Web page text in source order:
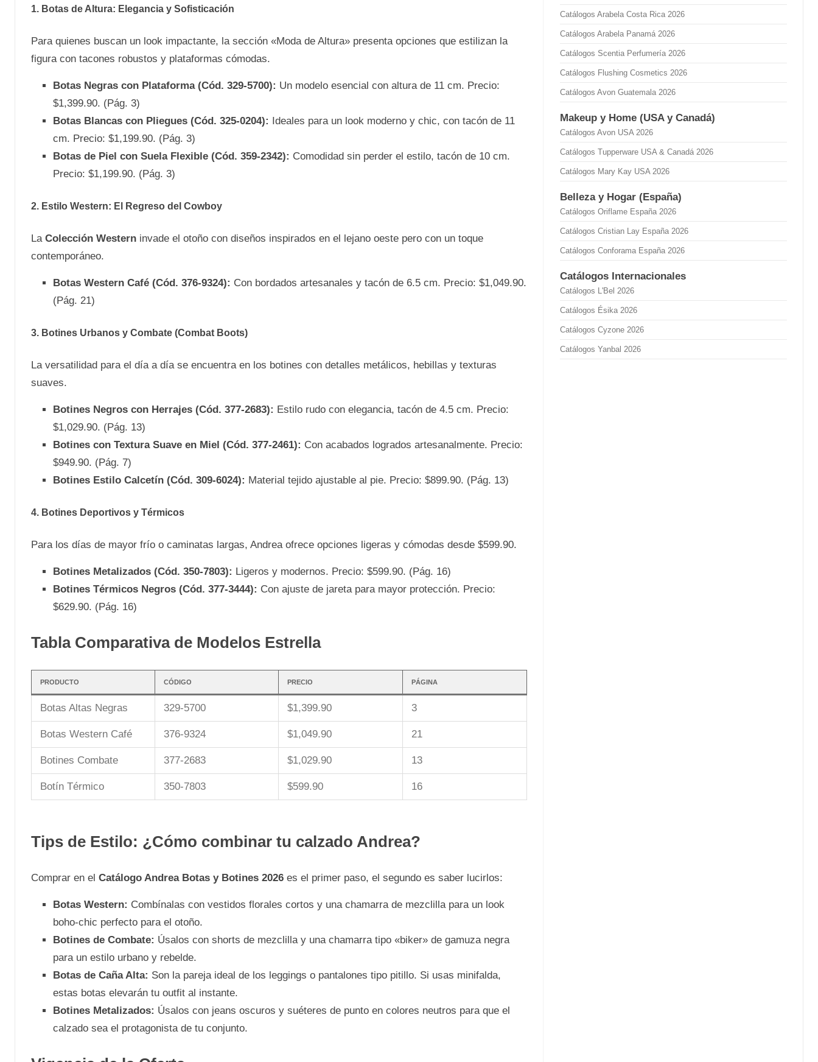
1. Botas de Altura: Elegancia y Sofisticación
Para quienes buscan un look impactante, la sección «Moda de Altura» presenta opciones que estilizan la
figura con tacones robustos y plataformas cómodas.
Botas Negras con Plataforma (Cód. 329-5700): Un modelo esencial con altura de 11 cm. Precio:
$1,399.90. (Pág. 3)
Botas Blancas con Pliegues (Cód. 325-0204): Ideales para un look moderno y chic, con tacón de 11
cm. Precio: $1,199.90. (Pág. 3)
Botas de Piel con Suela Flexible (Cód. 359-2342): Comodidad sin perder el estilo, tacón de 10 cm.
Precio: $1,199.90. (Pág. 3)
2. Estilo Western: El Regreso del Cowboy
La Colección Westerninvade el otoño con diseños inspirados en el lejano oeste pero con un toque
contemporáneo.
Botas Western Café (Cód. 376-9324): Con bordados artesanales y tacón de 6.5 cm. Precio: $1,049.90.
(Pág. 21)
3. Botines Urbanos y Combate (Combat Boots)
La versatilidad para el día a día se encuentra en los botines con detalles metálicos, hebillas y texturas
suaves.
Botines Negros con Herrajes (Cód. 377-2683): Estilo rudo con elegancia, tacón de 4.5 cm. Precio:
$1,029.90. (Pág. 13)
Botines con Textura Suave en Miel (Cód. 377-2461): Con acabados logrados artesanalmente. Precio:
$949.90. (Pág. 7)
Botines Estilo Calcetín (Cód. 309-6024): Material tejido ajustable al pie. Precio: $899.90. (Pág. 13)
4. Botines Deportivos y Térmicos
Para los días de mayor frío o caminatas largas, Andrea ofrece opciones ligeras y cómodas desde $599.90.
Botines Metalizados (Cód. 350-7803): Ligeros y modernos. Precio: $599.90. (Pág. 16)
Botines Térmicos Negros (Cód. 377-3444): Con ajuste de jareta para mayor protección. Precio:
$629.90. (Pág. 16)
Tabla Comparativa de Modelos Estrella
PRODUCTO CÓDIGO PRECIO PÁGINA
Botas Altas Negras 329-5700 $1,399.90 3
Botas Western Café 376-9324 $1,049.90 21
Botines Combate 377-2683 $1,029.90 13
Botín Térmico 350-7803 $599.90 16
Tips de Estilo: ¿Cómo combinar tu calzado Andrea?
Comprar en el Catálogo Andrea Botas y Botines 2026es el primer paso, el segundo es saber lucirlos:
Botas Western: Combínalas con vestidos florales cortos y una chamarra de mezclilla para un look
boho-chic perfecto para el otoño.
Botines de Combate: Úsalos con shorts de mezclilla y una chamarra tipo «biker» de gamuza negra
para un estilo urbano y rebelde.
Botas de Caña Alta: Son la pareja ideal de los leggings o pantalones tipo pitillo. Si usas minifalda,
estas botas elevarán tu outfit al instante.
Botines Metalizados: Úsalos con jeans oscuros y suéteres de punto en colores neutros para que el
calzado sea el protagonista de tu conjunto.
Catálogos Arabela Costa Rica 2026
Catálogos Arabela Panamá 2026
Catálogos Scentia Perfumería 2026
Catálogos Flushing Cosmetics 2026
Catálogos Avon Guatemala 2026
Makeup y Home (USA y Canadá)
Catálogos Avon USA 2026
Catálogos Tupperware USA & Canadá 2026
Catálogos Mary Kay USA 2026
Belleza y Hogar (España)
Catálogos Oriflame España 2026
Catálogos Cristian Lay España 2026
Catálogos Conforama España 2026
Catálogos Internacionales
Catálogos L'Bel 2026
Catálogos Ésika 2026
Catálogos Cyzone 2026
Catálogos Yanbal 2026